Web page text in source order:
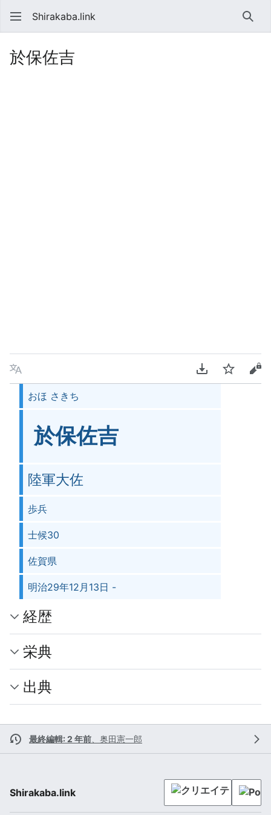
Shirakaba.link 検索
於保佐吉
言語 PDFをダウンロ
ウォッチソ
おほ さきち
於保佐吉
陸軍大佐
歩兵
士候30
佐賀県
明治29年12月13日 -
経歴
栄典
出典
最終編輯: 2 年前 奥田憲一郎
Shirakaba.link